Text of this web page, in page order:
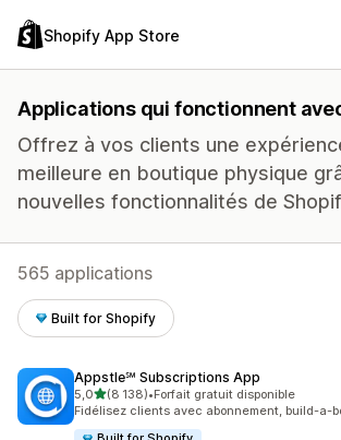
Shopify App Store
Applications qui fonctionnent
Offrez à vos clients une
meilleure en boutique physique
nouvelles fonctionnalités de
565 applications
Built for Shopify
Appstle℠ Subscriptions App
5,0étoile(s) sur 5
(8 138)
8138 avis au total
•Forfait gratuit disponible
Fidélisez clients avec abonnement, build-a-